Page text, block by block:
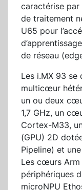
caractérise par
de traitement
U65 pour
de réseau
Les i.MX 93
multicœur
un ou deux
1,7 GHz, un
Cortex-M33,
(GPU) 2D
Pipeline) et
Les cœurs
périphériques
microNPU